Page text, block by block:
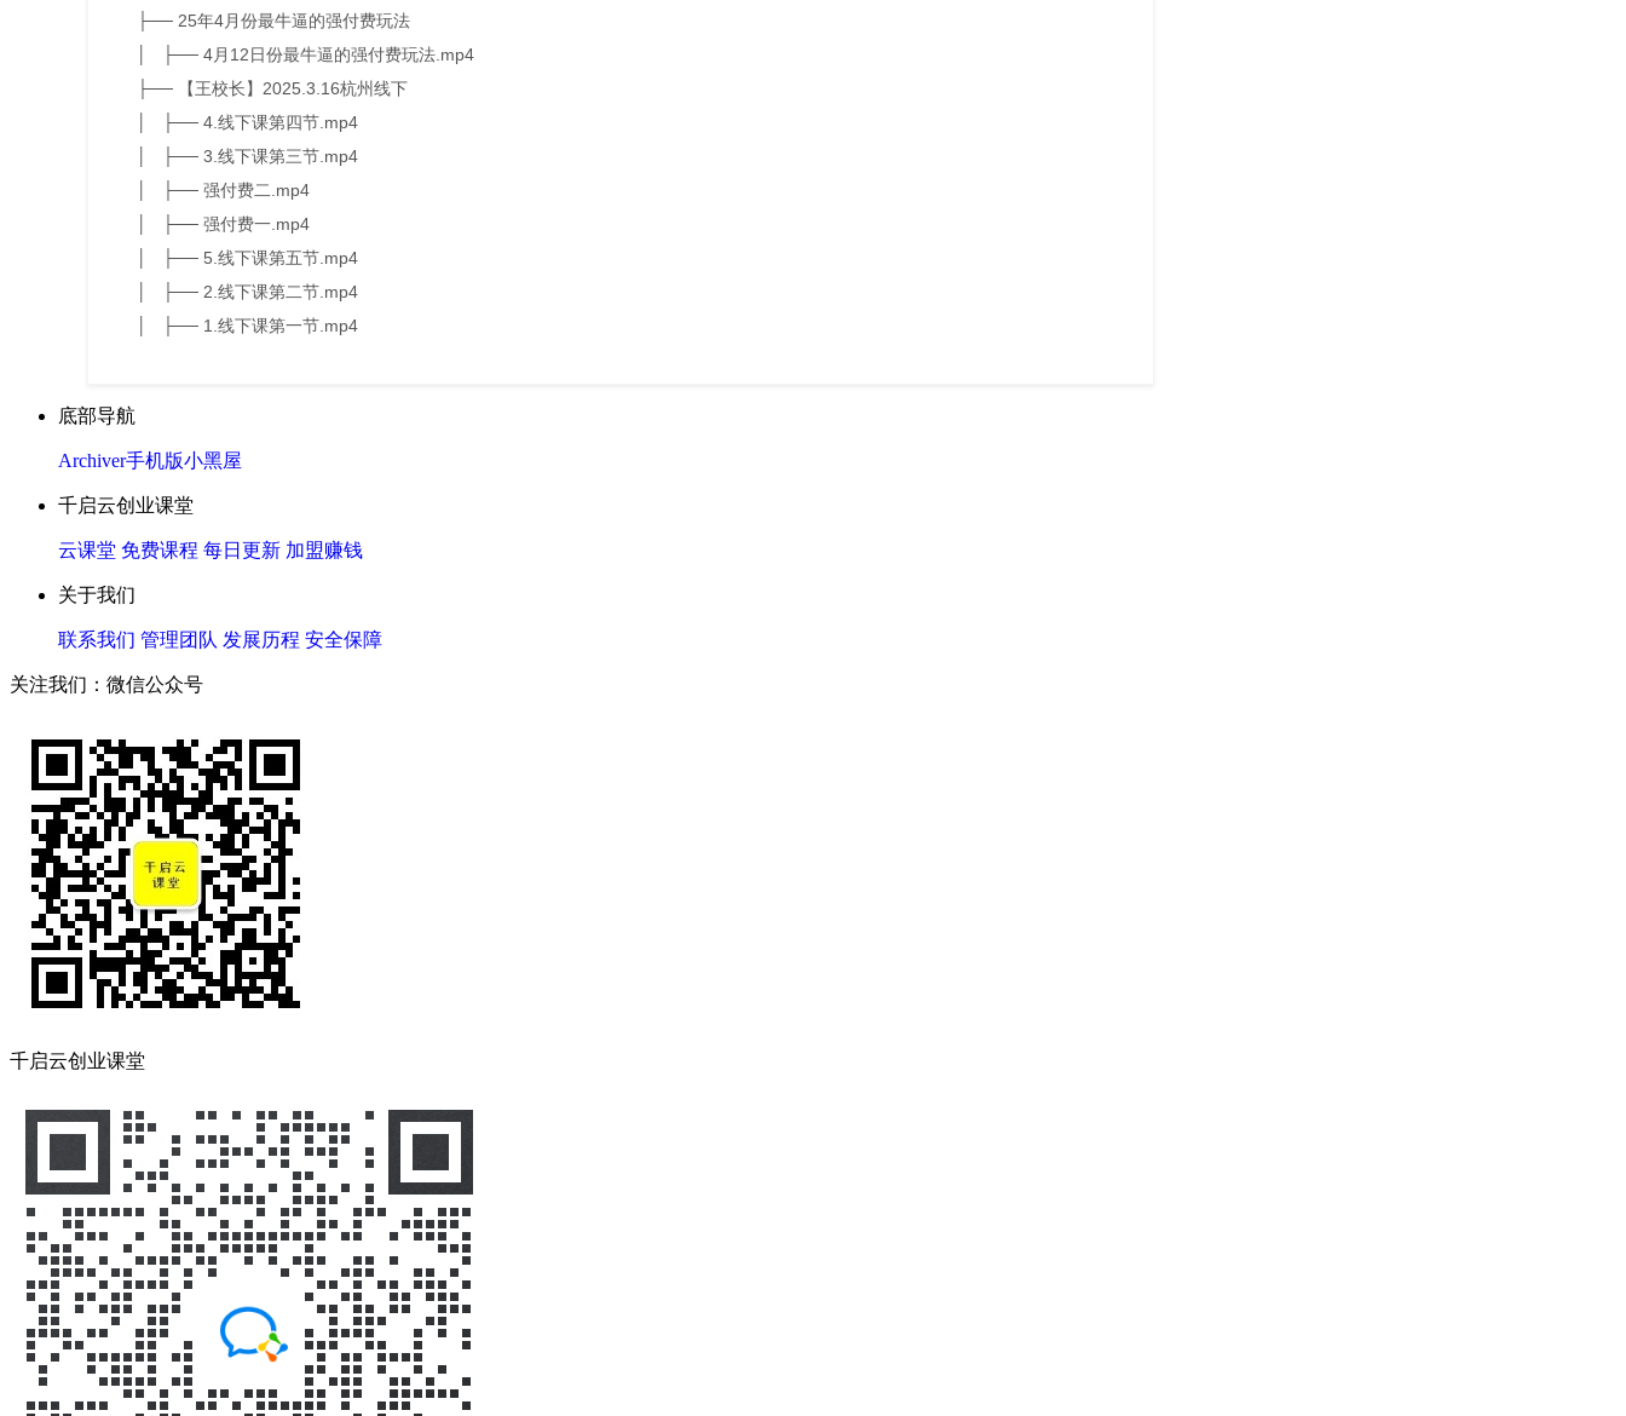
├── 25年4月份最牛逼的强付费玩法
│ ├── 4月12日份最牛逼的强付费玩法.mp4
├── 【王校长】2025.3.16杭州线下
│ ├── 4.线下课第四节.mp4
│ ├── 3.线下课第三节.mp4
│ ├── 强付费二.mp4
│ ├── 强付费一.mp4
│ ├── 5.线下课第五节.mp4
│ ├── 2.线下课第二节.mp4
│ ├── 1.线下课第一节.mp4
底部导航
Archiver手机版小黑屋
千启云创业课堂
云课堂 免费课程 每日更新 加盟赚钱
关于我们
联系我们 管理团队 发展历程 安全保障
关注我们：微信公众号
千启云创业课堂